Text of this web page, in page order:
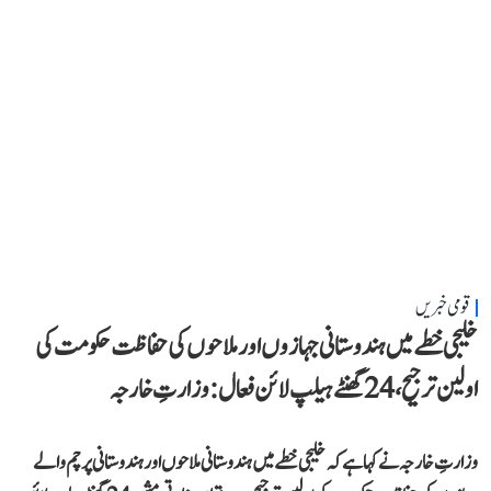
قومی خبریں
خلیجی خطے میں ہندوستانی جہازوں اور ملاحوں کی حفاظت حکومت کی
اولین ترجیح، 24 گھنٹے ہیلپ لائن فعال: وزارتِ خارجہ
وزارتِ خارجہ نے کہا ہے کہ خلیجی خطے میں ہندوستانی ملاحوں اور ہندوستانی پرچم والے